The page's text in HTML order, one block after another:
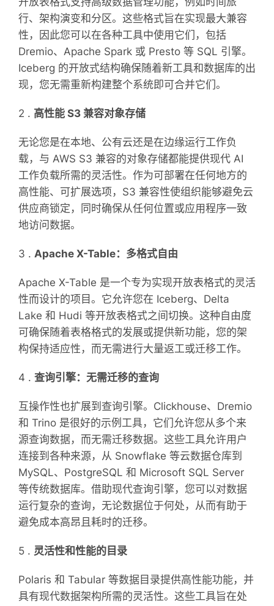
行、架构演变和分区。这些格式旨在实现最大兼容
性，因此您可以在各种工具中使用它们，包括
Dremio、Apache Spark 或 Presto 等 SQL 引擎。
Iceberg 的开放式结构确保随着新工具和数据库的出
现，您无需重新构建整个系统即可合并它们。
2 . 高性能 S3 兼容对象存储
无论您是在本地、公有云还是在边缘运行工作负
载，与 AWS S3 兼容的对象存储都能提供现代 AI
工作负载所需的灵活性。作为可部署在任何地方的
高性能、可扩展选项，S3 兼容性使组织能够避免云
供应商锁定，同时确保从任何位置或应用程序一致
地访问数据。
3 . Apache X-Table：多格式自由
Apache X-Table 是一个专为实现开放表格式的灵活
性而设计的项目。它允许您在 Iceberg、Delta
Lake 和 Hudi 等开放表格式之间切换。这种自由度
可确保随着表格格式的发展或提供新功能，您的架
构保持适应性，而无需进行大量返工或迁移工作。
4 . 查询引擎：无需迁移的查询
互操作性也扩展到查询引擎。Clickhouse、Dremio
和 Trino 是很好的示例工具，它们允许您从多个来
源查询数据，而无需迁移数据。这些工具允许用户
连接到各种来源，从 Snowflake 等云数据仓库到
MySQL、PostgreSQL 和 Microsoft SQL Server
等传统数据库。借助现代查询引擎，您可以对数据
运行复杂的查询，无论数据位于何处，从而有助于
避免成本高昂且耗时的迁移。
5 . 灵活性和性能的目录
Polaris 和 Tabular 等数据目录提供高性能功能，并
具有现代数据架构所需的灵活性。这些工具旨在处